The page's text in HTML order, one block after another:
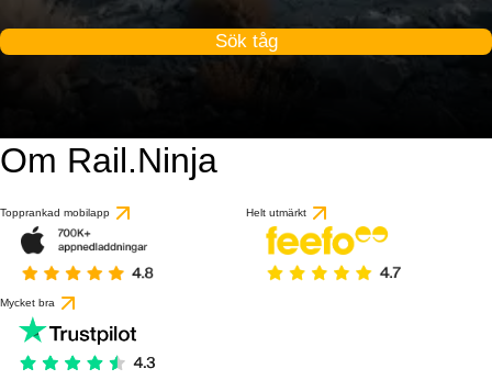
Sök tåg
Om Rail.Ninja
Topprankad mobilapp Helt utmärkt
Mycket bra